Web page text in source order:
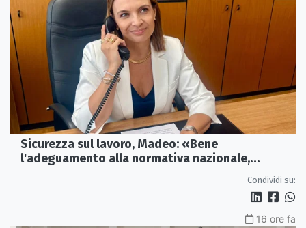
Sicurezza sul lavoro, Madeo: «Bene
l'adeguamento alla normativa nazionale,
Condividi su:
16 ore fa